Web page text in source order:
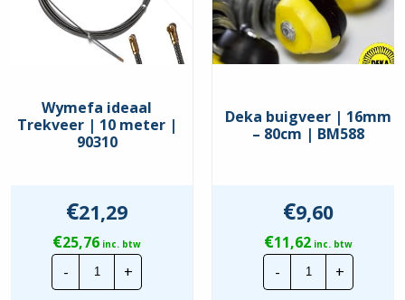
Wymefa ideaal
Trekveer | 10 meter |
90310
€21,29
€25,76 inc. btw
-
Wymefa
ideaal
Trekveer
+
Deka buigveer | 16mm
– 80cm | BM588
€9,60
€11,62 inc. btw
-
Deka
buigveer
|
+